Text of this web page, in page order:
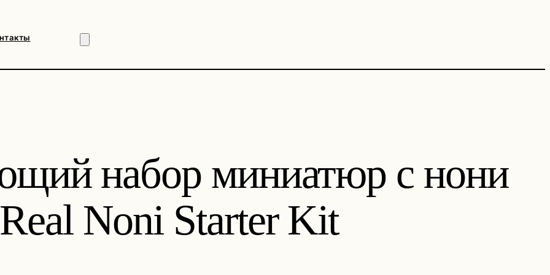
набор миниатюр с нони
Noni Starter Kit